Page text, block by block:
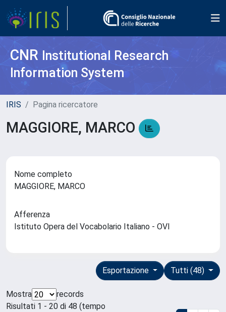
CNR Institutional Research
Information System
IRIS Pagina ricercatore
MAGGIORE, MARCO
Nome completo
MAGGIORE, MARCO
Afferenza
Istituto Opera del Vocabolario Italiano - OVI
Tutti (48)
Esportazione
Mostra
records
Risultati 1 - 20 di 48 (tempo